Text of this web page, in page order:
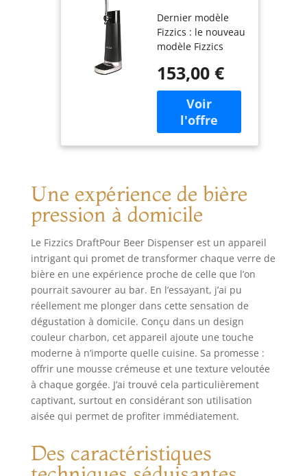
Bière Portable,
Technologie
Micro-Foam
pour Mousse
Parfaite,
Compatible
Canettes &
Bouteilles,
Sans CO2,
Expérience de
en Voyage
Dernier modèle
Fizzics : le nouveau
modèle Fizzics
technologie
brevetée Micro-
Foam et ajoute de
nouvelles
fonctionnalités
telles que
taille pour
accueillir toutes les
bouteilles/canettes
% plus rapide que
les modèles
précédents.
Améliorez votre
expérience : Fizzics
Draftpour convertit
la carbonatation
naturelle de
n'importe quelle
bière en bulles de
taille uniforme que
nous appelons
Micro-Foam qui
une saveur et une
sensation en
153,00 €
Une expérience de bière
pression à domicile
Le Fizzics DraftPour Beer Dispenser est un appareil
intrigant qui promet de transformer chaque verre de
bière en une expérience proche de celle que l’on
pourrait savourer au bar. En l’essayant, j’ai pu
réellement me plonger dans cette sensation de
dégustation à domicile. Conçu dans un design
couleur charbon, cet appareil ajoute une touche
moderne à n’importe quelle cuisine. Sa promesse :
offrir une mousse crémeuse et une texture veloutée
à chaque gorgée. J’ai trouvé cela particulièrement
captivant, surtout en considérant son utilisation
aisée qui permet de profiter immédiatement.
Des caractéristiques